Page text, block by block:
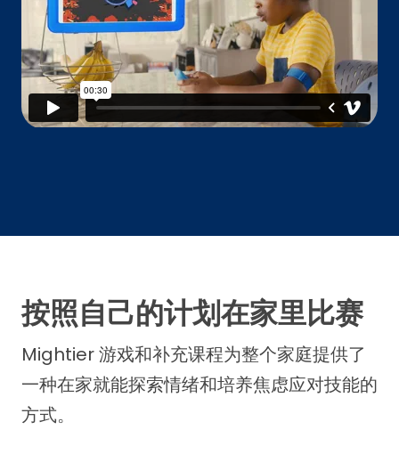
按照自己的计划在家里比赛
Mightier 游戏和补充课程为整个家庭提供了
一种在家就能探索情绪和培养焦虑应对技能的
方式。